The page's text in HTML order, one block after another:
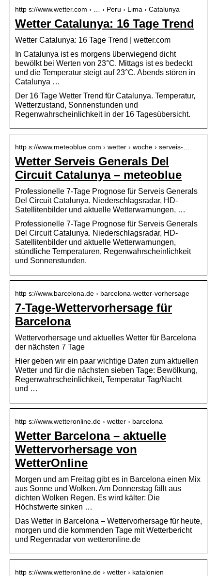
http s://www.wetter.com › … › Peru › Lima › Catalunya
Wetter Catalunya: 16 Tage Trend
Wetter Catalunya: 16 Tage Trend | wetter.com
In Catalunya ist es morgens überwiegend dicht
bewölkt bei Werten von 23°C. Mittags ist es bedeckt
und die Temperatur steigt auf 23°C. Abends stören in
Catalunya …
Der 16 Tage Wetter Trend für Catalunya. Temperatur,
Wetterzustand, Sonnenstunden und
Regenwahrscheinlichkeit in der 16 Tagesübersicht.
http s://www.meteoblue.com › wetter › woche › serveis-…
Wetter Serveis Generals Del
Circuit Catalunya – meteoblue
Professionelle 7-Tage Prognose für Serveis Generals
Del Circuit Catalunya. Niederschlagsradar, HD-
Satellitenbilder und aktuelle Wetterwarnungen, …
Professionelle 7-Tage Prognose für Serveis Generals
Del Circuit Catalunya. Niederschlagsradar, HD-
Satellitenbilder und aktuelle Wetterwarnungen,
stündliche Temperaturen, Regenwahrscheinlichkeit
und Sonnenstunden.
http s://www.barcelona.de › barcelona-wetter-vorhersage
7-Tage-Wettervorhersage für
Barcelona
Wettervorhersage und aktuelles Wetter für Barcelona
der nächsten 7 Tage
Hier geben wir ein paar wichtige Daten zum aktuellen
Wetter und für die nächsten sieben Tage: Bewölkung,
Regenwahrscheinlichkeit, Temperatur Tag/Nacht
und …
http s://www.wetteronline.de › wetter › barcelona
Wetter Barcelona – aktuelle
Wettervorhersage von
WetterOnline
Morgen und am Freitag gibt es in Barcelona einen Mix
aus Sonne und Wolken. Am Donnerstag fällt aus
dichten Wolken Regen. Es wird kälter: Die
Höchstwerte sinken …
Das Wetter in Barcelona – Wettervorhersage für heute,
morgen und die kommenden Tage mit Wetterbericht
und Regenradar von wetteronline.de
http s://www.wetteronline.de › wetter › katalonien